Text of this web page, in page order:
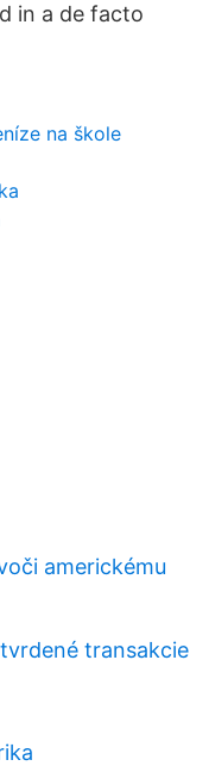
in a de facto
na škole
americkému
transakcie